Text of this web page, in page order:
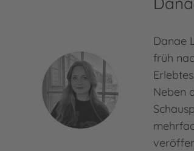
Danae
früh
Neben